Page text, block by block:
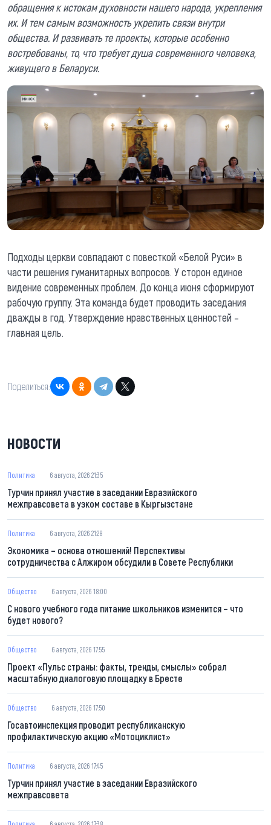
обращения к истокам духовности нашего народа, укрепления
их. И тем самым возможность укрепить связи внутри
общества. И развивать те проекты, которые особенно
востребованы, то, что требует душа современного человека,
живущего в Беларуси.
Подходы церкви совпадают с повесткой «Белой Руси» в
части решения гуманитарных вопросов. У сторон единое
видение современных проблем. До конца июня сформируют
рабочую группу. Эта команда будет проводить заседания
дважды в год. Утверждение нравственных ценностей –
главная цель.
Поделиться:
НОВОСТИ
Политика 6 августа, 2026 21:35
Турчин принял участие в заседании Евразийского
межправсовета в узком составе в Кыргызстане
Политика 6 августа, 2026 21:28
Экономика – основа отношений! Перспективы
сотрудничества с Алжиром обсудили в Совете Республики
Общество 6 августа, 2026 18:00
С нового учебного года питание школьников изменится – что
будет нового?
Общество 6 августа, 2026 17:55
Проект «Пульс страны: факты, тренды, смыслы» собрал
масштабную диалоговую площадку в Бресте
Общество 6 августа, 2026 17:50
Госавтоинспекция проводит республиканскую
профилактическую акцию «Мотоциклист»
Политика 6 августа, 2026 17:45
Турчин принял участие в заседании Евразийского
межправсовета